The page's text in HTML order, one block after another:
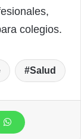
colegios.
Salud